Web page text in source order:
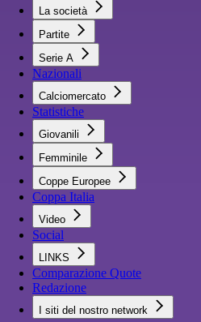
La società
Partite
Serie A
Nazionali
Calciomercato
Statistiche
Giovanili
Femminile
Coppe Europee
Coppa Italia
Video
Social
LINKS
Comparazione Quote
Redazione
I siti del nostro network